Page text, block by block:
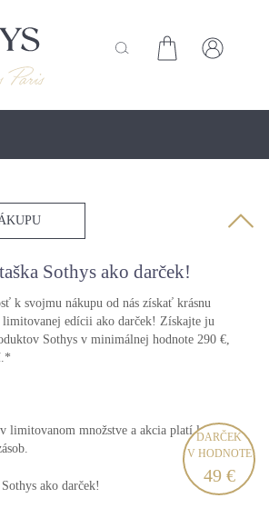
tvár Sothys ako darček!
k svojmu nákupu od nás získať krásnu
limitovanej edícii ako darček! Získajte ju
Sothys v minimálnej hodnote 290 €,
limitovanom množstve a akcia platí len do
DARČEK
V HODNOTE
49 €